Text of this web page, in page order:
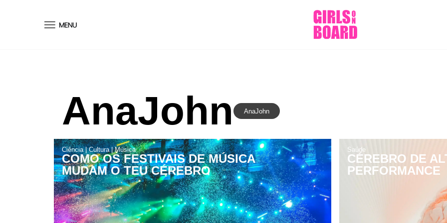
AnaJohn AnaJohn
Ciência|Cultura|Música
COMO OS FESTIVAIS DE MÚSICA
MUDAM O TEU CÉREBRO
Saúde
CÉREBRO DE
PERFORMANCE